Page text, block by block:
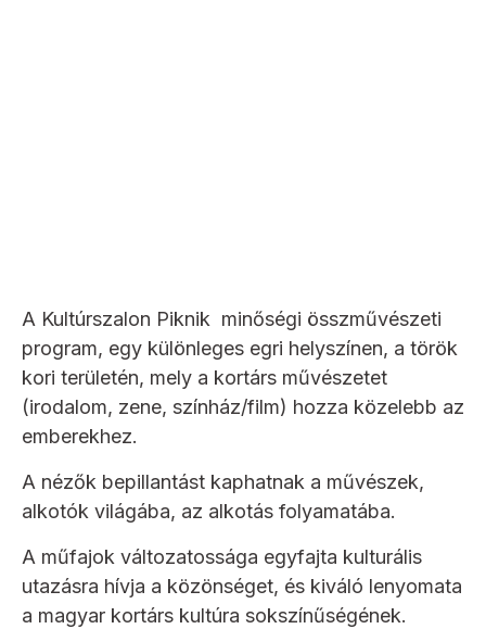
A Kultúrszalon Piknik minőségi összművészeti
program, egy különleges egri helyszínen, a török
kori területén, mely a kortárs művészetet
(irodalom, zene, színház/film) hozza közelebb az
emberekhez.
A nézők bepillantást kaphatnak a művészek,
alkotók világába, az alkotás folyamatába.
A műfajok változatossága egyfajta kulturális
utazásra hívja a közönséget, és kiváló lenyomata
a magyar kortárs kultúra sokszínűségének.